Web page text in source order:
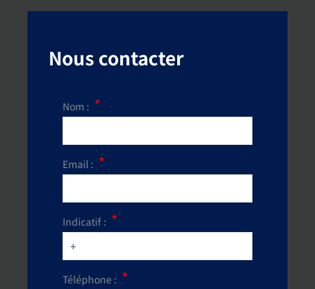
Nous contacter
Nom :
Email :
Indicatif :
Téléphone :